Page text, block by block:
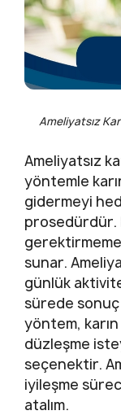
Ameliyatsız
Ameliyatsız
yöntemle
gidermeyi
prosedürdür.
sunar.
günlük
sürede sonuç
yöntem, karın
düzleşme
seçenektir.
iyileşme
atalım.